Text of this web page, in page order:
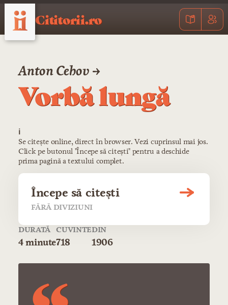
Cititorii.ro
Anton Cehov →
Vorbă lungă
ℹ️
Se citește online, direct în browser. Vezi cuprinsul mai jos.
Click pe butonul "Începe să citești" pentru a deschide
prima pagină a textului complet.
Începe să citești
FĂRĂ DIVIZIUNI
DURATĂ
4 minute
CUVINTE
718
DIN
1906